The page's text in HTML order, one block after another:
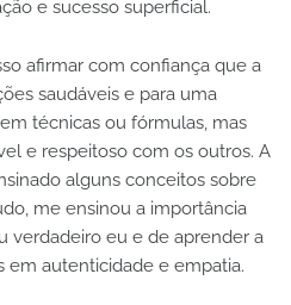
e sucesso superficial.
afirmar com confiança que a
saudáveis e para uma
técnicas ou fórmulas, mas
e respeitoso com os outros. A
alguns conceitos sobre
me ensinou a importância
verdadeiro eu e de aprender a
em autenticidade e empatia.